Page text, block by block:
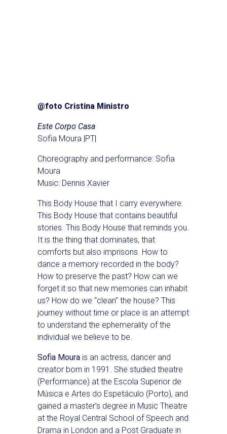
@foto Cristina Ministro
Este Corpo Casa
Sofia Moura |PT|
Choreography and performance: Sofia
Moura
Music: Dennis Xavier
This Body House that I carry everywhere.
This Body House that contains beautiful
stories. This Body House that reminds you.
It is the thing that dominates, that
comforts but also imprisons. How to
dance a memory recorded in the body?
How to preserve the past? How can we
forget it so that new memories can inhabit
us? How do we “clean” the house? This
journey without time or place is an attempt
to understand the ephemerality of the
individual we believe to be.
Sofia Moura is an actress, dancer and
creator born in 1991. She studied theatre
(Performance) at the Escola Superior de
Música e Artes do Espetáculo (Porto), and
gained a master’s degree in Music Theatre
at the Royal Central School of Speech and
Drama in London and a Post Graduate in